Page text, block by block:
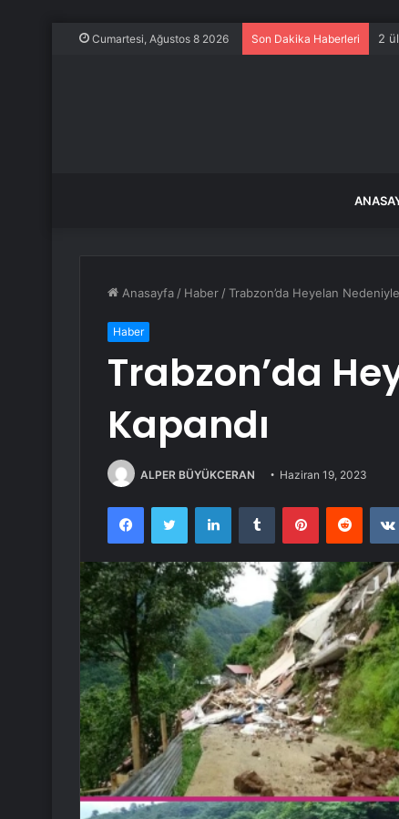
Cumartesi, Ağustos 8 2026 Son Dakika Haberleri 2
Anasayfa / Haber /Trabzon’da Heyelan
Haber
Trabzon’da
Kapandı
ALPER BÜYÜKCERAN Haziran 19, 2023
FacebookTwitter LinkedInTumblr PinterestReddit